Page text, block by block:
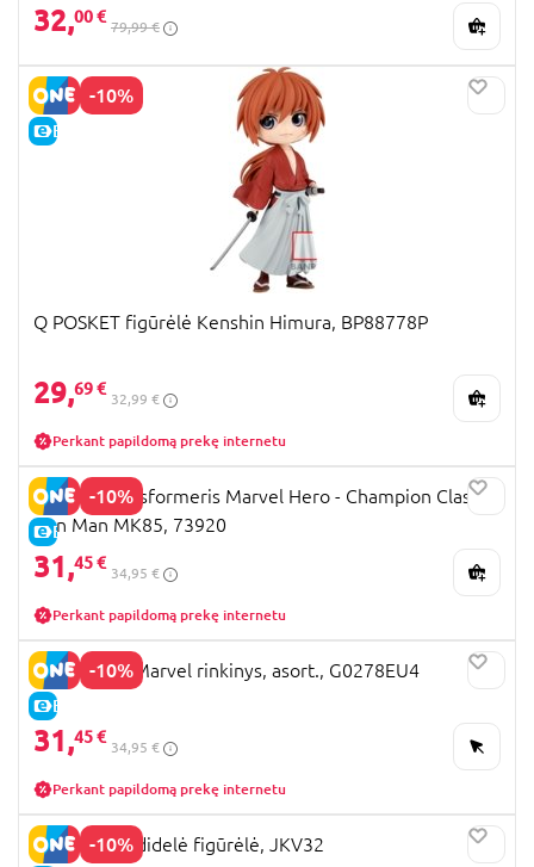
32,00 €
79,99 €
-10%
E-KAINA
Q POSKET figūrėlė Kenshin Himura, BP88778P
29,69 €
32,99 €
Perkant papildomą prekę internetu
-10%
E-KAINA
Blokees transformeris Marvel Hero - Champion Class
Iron Man MK85, 73920
31,45 €
34,95 €
Perkant papildomą prekę internetu
-10%
E-KAINA
BEY BLADE Marvel rinkinys, asort., G0278EU4
31,45 €
34,95 €
Perkant papildomą prekę internetu
-10%
TOY STORY didelė figūrėlė, JKV32